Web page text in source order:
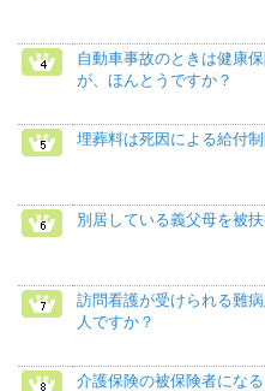
自動車事故のときは健康
が、ほんとうですか？
埋葬料は死因による給付
別居している義父母を被
訪問看護が受けられる難
人ですか？
介護保険の被保険者にな